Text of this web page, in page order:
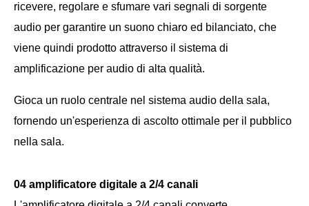
ricevere, regolare e sfumare vari segnali di sorgente
audio per garantire un suono chiaro ed bilanciato, che
viene quindi prodotto attraverso il sistema di
amplificazione per audio di alta qualità.
Gioca un ruolo centrale nel sistema audio della sala,
fornendo un'esperienza di ascolto ottimale per il pubblico
nella sala.
04 amplificatore digitale a 2/4 canali